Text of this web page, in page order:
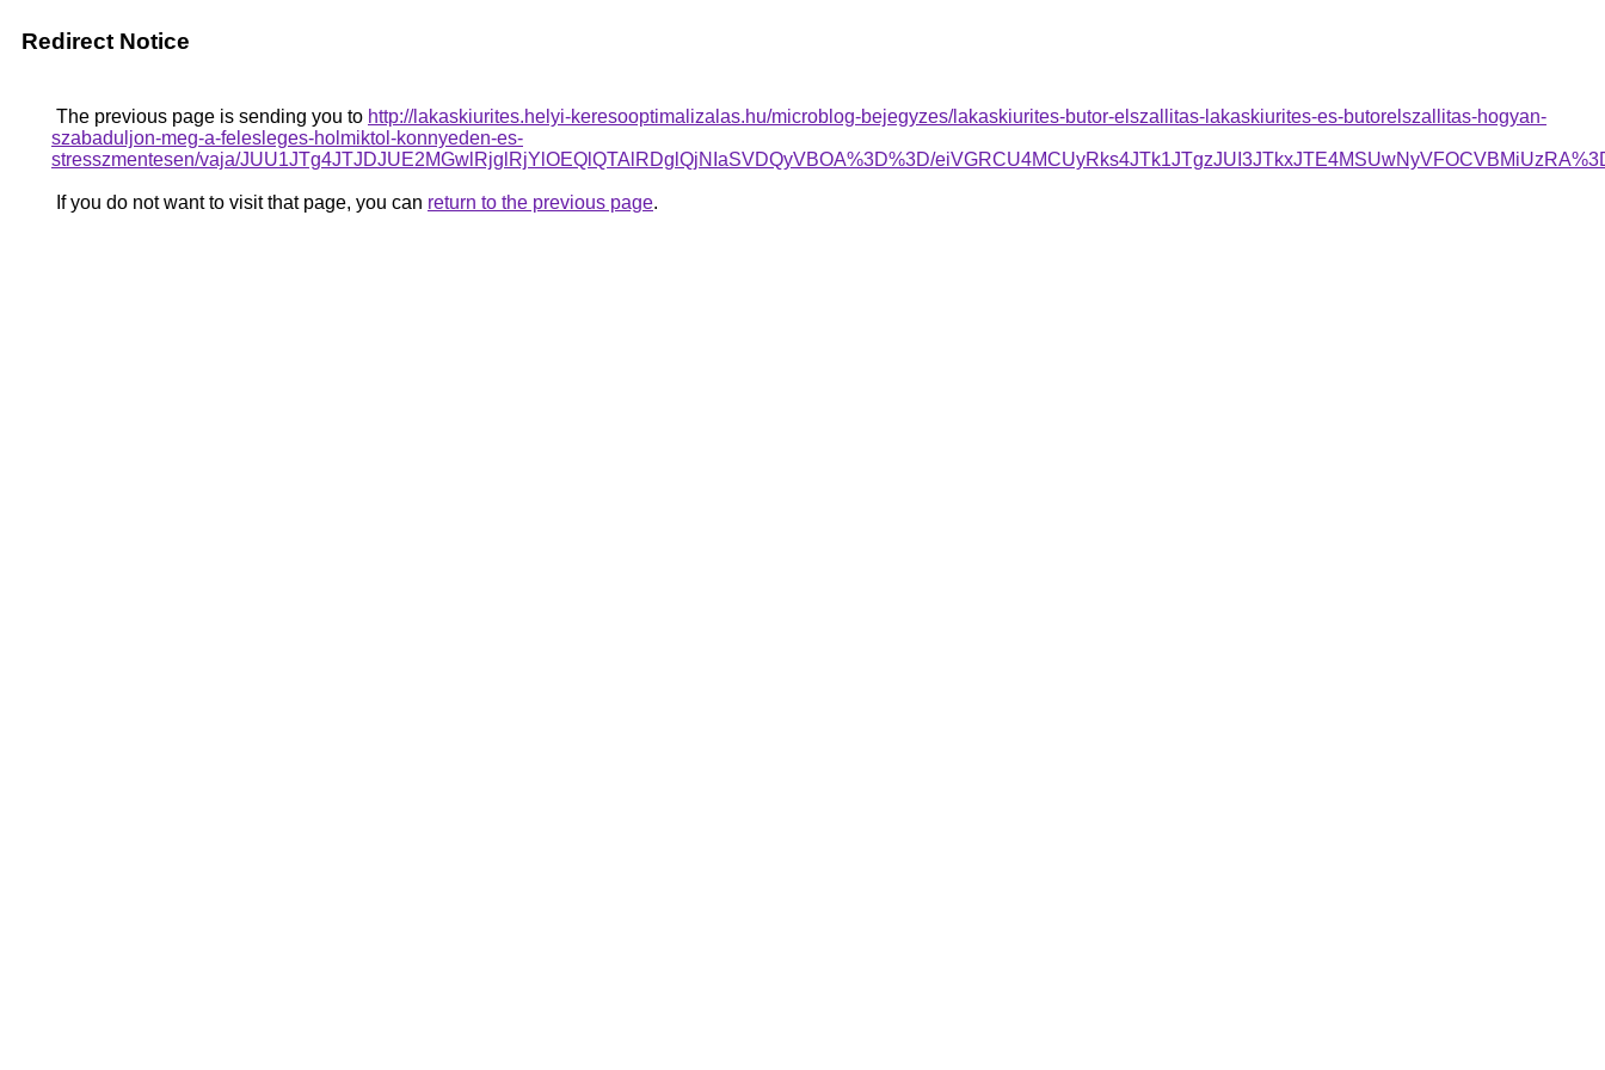
Redirect Notice
The previous page is sending you to http://lakaskiurites.helyi-keresooptimalizalas.hu/microblog-bejegyzes/lakaskiurites-butor-elszallitas-lakaskiurites-es-butorelszallitas-hogyan-
szabaduljon-meg-a-felesleges-holmiktol-konnyeden-es-
stresszmentesen/vaja/JUU1JTg4JTJDJUE2MGwlRjglRjYlOEQlQTAlRDglQjNIaSVDQyVBOA%3D%3D/
If you do not want to visit that page, you can return to the previous page.